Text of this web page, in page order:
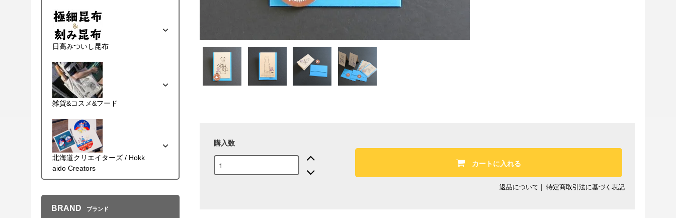
購入数
カートに入れる
返品について | 特定商取引法に基づく表記
日高みついし昆布
雑貨&コスメ&フード
北海道クリエイターズ / Hokk
aido Creators
BRAND ブランド